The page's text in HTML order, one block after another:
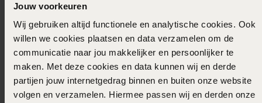
Jouw voorkeuren
Wij gebruiken altijd functionele en analytische cookies. Ook
willen we cookies plaatsen en data verzamelen om de
communicatie naar jou makkelijker en persoonlijker te
maken. Met deze cookies en data kunnen wij en derde
partijen jouw internetgedrag binnen en buiten onze website
volgen en verzamelen. Hiermee passen wij en derden onze
In winkelmand
Ook leuk voor jou